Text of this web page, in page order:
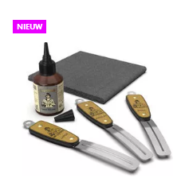
NIEUW